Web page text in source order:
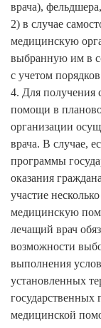
врача),
2) в случае
медицинскую
выбранную им в
с учетом
4. Для получения
помощи в
организации
врача. В случае,
программы
оказания
участие
медицинскую
лечащий врач
возможности
выполнения
установленных
государственных
медицинской